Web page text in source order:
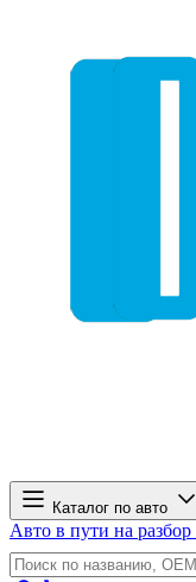
Каталог по авто
Авто в пути на разбор